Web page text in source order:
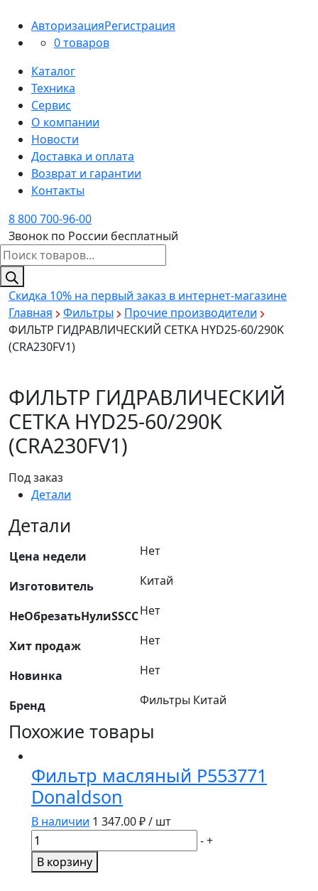
АвторизацияРегистрация
0 товаров
Каталог
Техника
Сервис
О компании
Новости
Доставка и оплата
Возврат и гарантии
Контакты
8 800 700-96-00
Звонок по России бесплатный
Поиск
товаров
Скидка 10% на первый заказ в интернет-магазине
Главная
Фильтры
Прочие производители
ФИЛЬТР ГИДРАВЛИЧЕСКИЙ СЕТКА HYD25-60/290K
(CRA230FV1)
ФИЛЬТР ГИДРАВЛИЧЕСКИЙ
СЕТКА HYD25-60/290K
(CRA230FV1)
Под заказ
Детали
Детали
Цена недели Нет
Изготовитель Китай
НеОбрезатьНулиSSCCНет
Хит продаж Нет
Новинка Нет
Бренд Фильтры Китай
Похожие товары
Фильтр масляный P553771
Donaldson
В наличии 1 347.00₽ / шт
Количество
товара
Фильтр
-+
В корзину